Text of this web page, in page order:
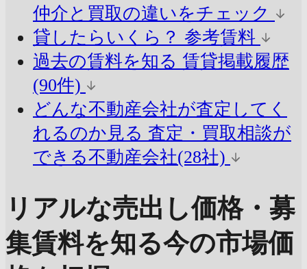
仲介と買取の違いをチェック
貸したらいくら？ 参考賃料
過去の賃料を知る 賃貸掲載履歴
(90件)
どんな不動産会社が査定してく
れるのか見る 査定・買取相談が
できる不動産会社(28社)
リアルな売出し価格・募
集賃料を知る今の市場価